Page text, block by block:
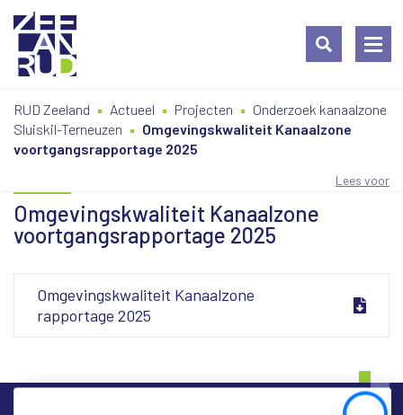
naar
inhoud
naar
navigatie
RUD Zeeland Actueel Projecten
Onderzoek kanaalzone
Sluiskil-Terneuzen
Omgevingskwaliteit Kanaalzone
voortgangsrapportage 2025
Lees voor
Omgevingskwaliteit Kanaalzone
voortgangsrapportage 2025
Omgevingskwaliteit Kanaalzone
rapportage 2025